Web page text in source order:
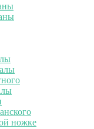
ножке